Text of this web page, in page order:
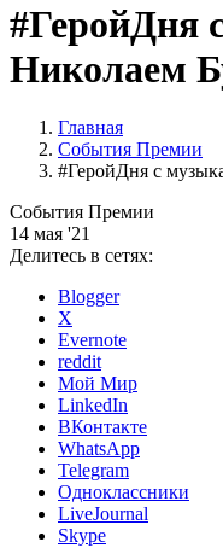
#ГеройДня
Николаем
Главная
События Премии
#ГеройДня с
События Премии
14 мая '21
Делитесь в сетях:
Blogger
X
Evernote
reddit
Мой Мир
LinkedIn
ВКонтакте
WhatsApp
Telegram
Одноклассники
LiveJournal
Skype